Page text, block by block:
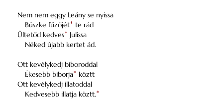
Nem nem eggy Leány se nyissa
Büszke fűzőjét* te rád
Űltetőd kedves* Julissa
Néked újabb kertet ád.
Ott kevélykedj bíboroddal
Ékesebb biborja* köztt
Ott kevélykedj illatoddal
Kedvesebb illatja köztt.*